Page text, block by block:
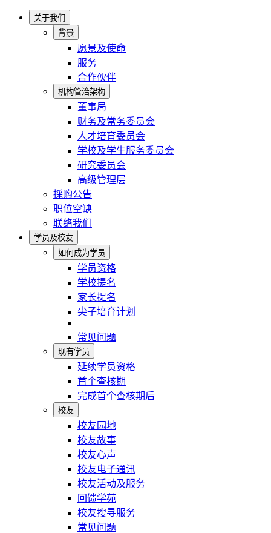
关于我们
背景
愿景及使命
服务
合作伙伴
机构管治架构
董事局
财务及常务委员会
人才培育委员会
学校及学生服务委员会
研究委员会
高级管理层
採购公告
职位空缺
联络我们
学员及校友
如何成为学员
学员资格
学校提名
家长提名
尖子培育计划
常见问题
现有学员
延续学员资格
首个查核期
完成首个查核期后
校友
校友园地
校友故事
校友心声
校友电子通讯
校友活动及服务
回馈学苑
校友搜寻服务
常见问题